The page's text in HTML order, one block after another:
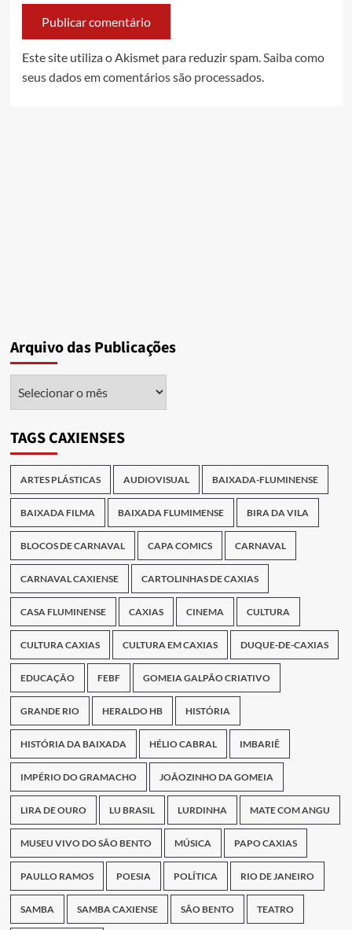
Este site utiliza o Akismet para reduzir spam.Saiba como
seus dados em comentários são processados.
Arquivo das Publicações
TAGS CAXIENSES
ARTES PLÁSTICAS AUDIOVISUAL BAIXADA-FLUMINENSE
BAIXADA FILMA BAIXADA FLUMIMENSE BIRA DA VILA
BLOCOS DE CARNAVAL CAPA COMICS CARNAVAL
CARNAVAL CAXIENSE CARTOLINHAS DE CAXIAS
CASA FLUMINENSE CAXIAS CINEMA CULTURA
CULTURA CAXIAS CULTURA EM CAXIAS DUQUE-DE-CAXIAS
EDUCAÇÃO FEBF GOMEIA GALPÃO CRIATIVO
GRANDE RIO HERALDO HB HISTÓRIA
HISTÓRIA DA BAIXADA HÉLIO CABRAL IMBARIÊ
IMPÉRIO DO GRAMACHO JOÃOZINHO DA GOMEIA
LIRA DE OURO LU BRASIL LURDINHA MATE COM ANGU
MUSEU VIVO DO SÃO BENTO MÚSICA PAPO CAXIAS
PAULLO RAMOS POESIA POLÍTICA RIO DE JANEIRO
SAMBA SAMBA CAXIENSE SÃO BENTO TEATRO